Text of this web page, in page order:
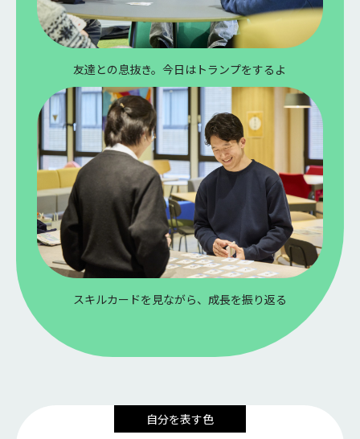
友達との息抜き。今日はトランプをするよ
スキルカードを見ながら、成長を振り返る
自分を表す色